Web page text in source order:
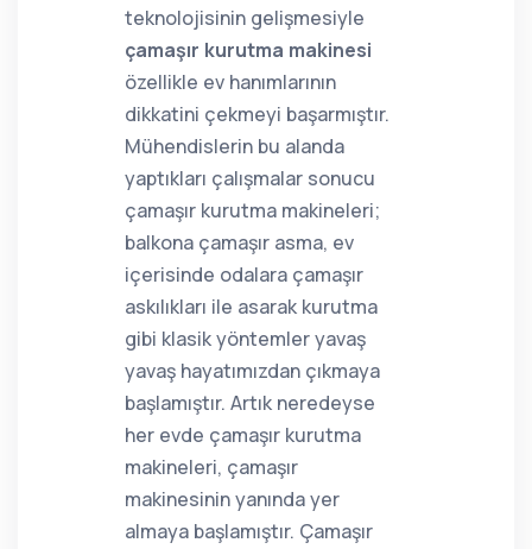
teknolojisinin gelişmesiyle
çamaşır kurutma makinesi
özellikle ev hanımlarının
dikkatini çekmeyi başarmıştır.
Mühendislerin bu alanda
yaptıkları çalışmalar sonucu
çamaşır kurutma makineleri;
balkona çamaşır asma, ev
içerisinde odalara çamaşır
askılıkları ile asarak kurutma
gibi klasik yöntemler yavaş
yavaş hayatımızdan çıkmaya
başlamıştır. Artık neredeyse
her evde çamaşır kurutma
makineleri, çamaşır
makinesinin yanında yer
almaya başlamıştır. Çamaşır